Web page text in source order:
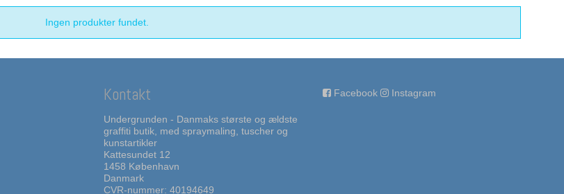
Ingen produkter fundet.
Kontakt
Undergrunden - Danmaks største og ældste
graffiti butik, med spraymaling, tuscher og
kunstartikler
Kattesundet 12
1458 København
Danmark
CVR-nummer: 40194649
Facebook Instagram